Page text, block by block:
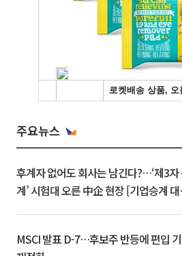
주요뉴스
후계자 없어도 회사는 남긴다?…‘제3자
계’ 시험대 오른 中企 현장 [기업승계
MSCI 발표 D-7…후보주 반등에 편입